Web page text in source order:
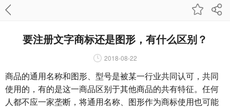
要注册文字商标还是图形，有什么区别？
2018-08-22
商品的通用名称和图形、型号是被某一行业共同认可，共同
使用的，有的是这一商品区别于其他商品的共有特征。任何
人都不应一家垄断，将通用名称、图形作为商标使用也可能